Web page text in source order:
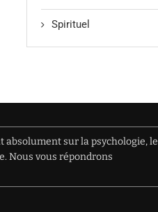
Spirituel
absolument sur la psychologie, le
Nous vous répondrons